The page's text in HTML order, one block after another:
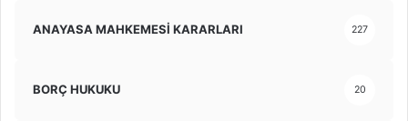
ANAYASA MAHKEMESİ KARARLARI 227
BORÇ HUKUKU 20